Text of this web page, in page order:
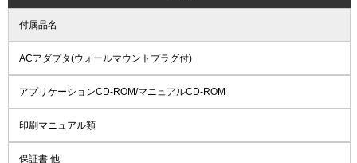
付属品名
ACアダプタ(ウォールマウントプラグ付)
アプリケーションCD-ROM/マニュアルCD-ROM
印刷マニュアル類
保証書 他